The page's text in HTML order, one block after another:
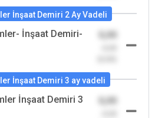
İnşaat Demiri 2 Ay Vadeli
İnşaat Demiri-
İnşaat Demiri 3 ay vadeli
İnşaat Demiri 3